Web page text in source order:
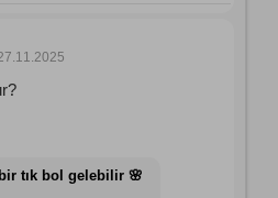
tık bol gelebilir 🌸